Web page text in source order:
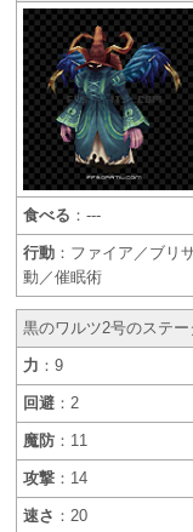
食べる ：---
行動 ：ファイア／ブリ
動／催眠術
黒のワルツ2号のステー
力 ：9
回避 ：2
魔防 ：11
攻撃 ：14
速さ ：20